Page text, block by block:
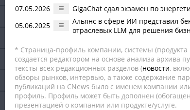
07.05.2026
GigaChat сдал экзамен по
05.06.2025
Альянс в сфере ИИ представил
отраслевых LLM для решения
* Страница-профиль компании, системы (продукта
создается редактором на основе анализа архива
тексты всех редакционных разделов (новости,
обзоры рынков, интервью, а также содержание
публикаций на CNews было с именем компании
профиль. Профиль может быть дополнен
презентацией о компании или продукте/услуге.